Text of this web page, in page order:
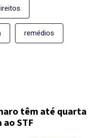
remédios
têm até quarta
STF